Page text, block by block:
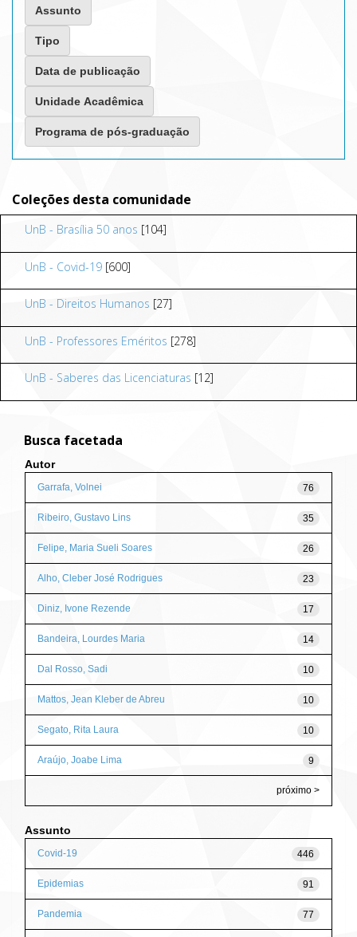
Coleções desta comunidade
UnB - Brasília 50 anos [104]
UnB - Covid-19 [600]
UnB - Direitos Humanos [27]
UnB - Professores Eméritos [278]
UnB - Saberes das Licenciaturas [12]
Busca facetada
Autor
76
Garrafa, Volnei
35
Ribeiro, Gustavo Lins
26
Felipe, Maria Sueli Soares
23
Alho, Cleber José Rodrigues
17
Diniz, Ivone Rezende
14
Bandeira, Lourdes Maria
10
Dal Rosso, Sadi
10
Mattos, Jean Kleber de Abreu
10
Segato, Rita Laura
9
Araújo, Joabe Lima
próximo >
Assunto
446
Covid-19
91
Epidemias
77
Pandemia